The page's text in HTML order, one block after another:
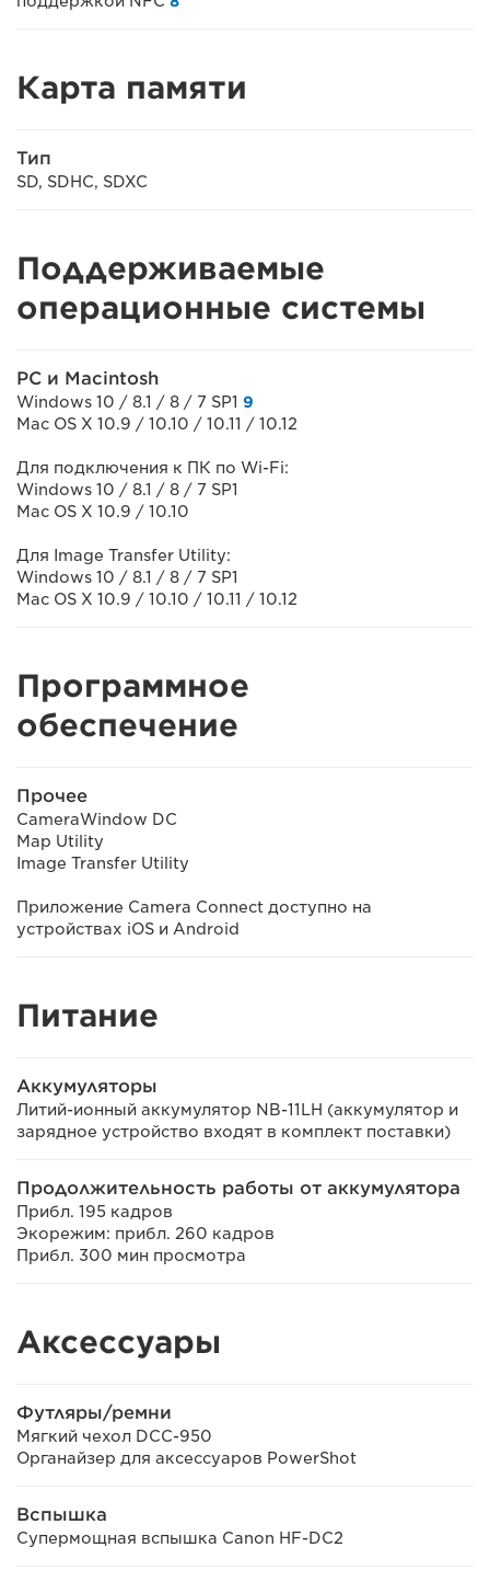
Карта памяти
Тип
SD, SDHC, SDXC
Поддерживаемые
операционные системы
PC и Macintosh
Windows 10 / 8.1 / 8 / 7 SP1 9
Mac OS X 10.9 / 10.10 / 10.11 / 10.12
Для подключения к ПК по Wi-Fi:
Windows 10 / 8.1 / 8 / 7 SP1
Mac OS X 10.9 / 10.10
Для Image Transfer Utility:
Windows 10 / 8.1 / 8 / 7 SP1
Mac OS X 10.9 / 10.10 / 10.11 / 10.12
Программное
обеспечение
Прочее
CameraWindow DC
Map Utility
Image Transfer Utility
Приложение Camera Connect доступно на
устройствах iOS и Android
Питание
Аккумуляторы
Литий-ионный аккумулятор NB-11LH (аккумулятор и
зарядное устройство входят в комплект поставки)
Продолжительность работы от аккумулятора
Прибл. 195 кадров
Экорежим: прибл. 260 кадров
Прибл. 300 мин просмотра
Аксессуары
Футляры/ремни
Мягкий чехол DCC-950
Органайзер для аксессуаров PowerShot
Вспышка
Супермощная вспышка Canon HF-DC2